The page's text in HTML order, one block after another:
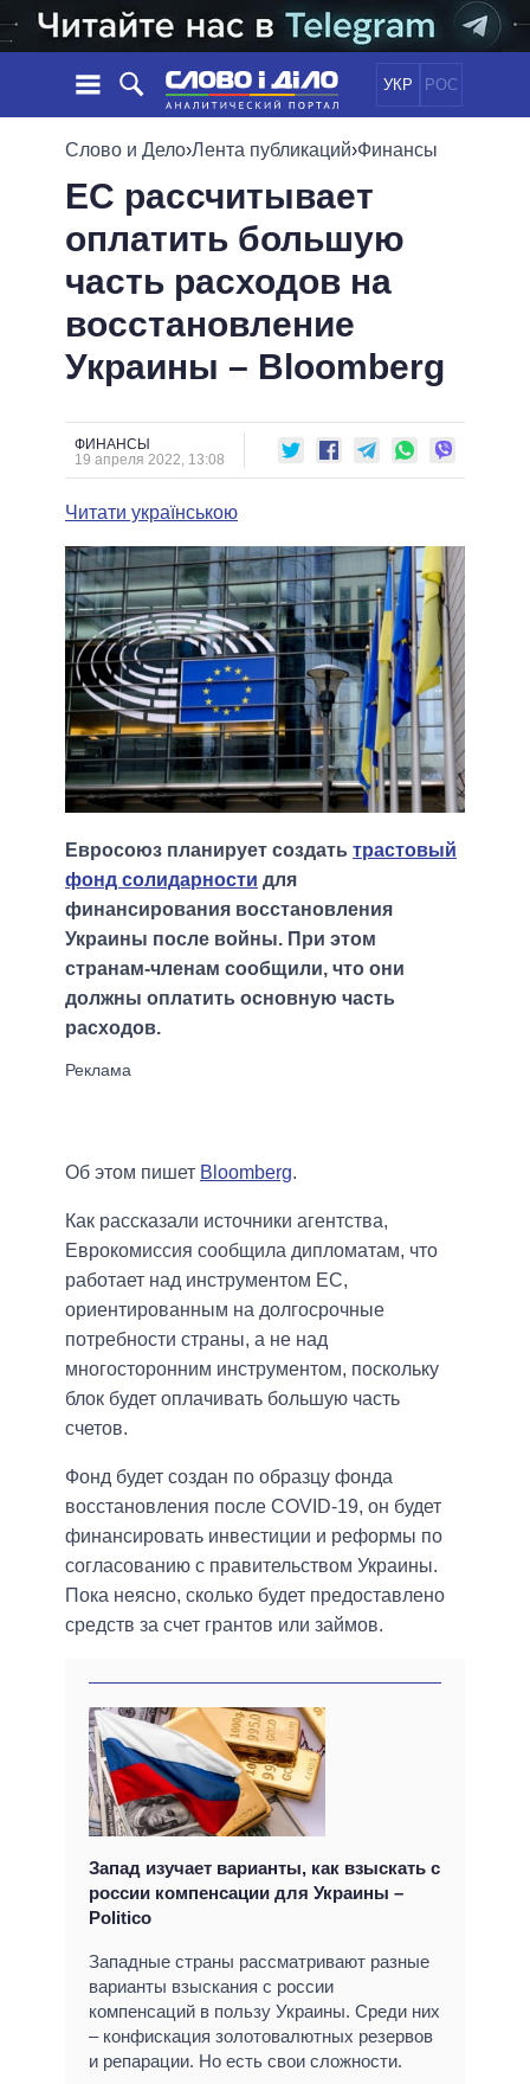
УКР РОС
НОВОСТИ
ЛЕНТА
СОБЫТИЯ
СТАТЬИ
ОБЗОРЫ
ДАЙДЖЕСТЫ
ПОЛИТИКА
ЭКОНОМИКА
ОБЩЕСТВО
МИР
ОБЕЩАНИЯ
ПОЛИТИКИ
ВСЕ ПОЛИТИКИ
ПРЕЗИДЕНТ И ОФИС
ВЕРХОВНАЯ РАДА
ГЛАВЫ ОБЛАДМИНИСТРАЦИЙ
МЭРЫ
ВСЕ ПЕРСОНЫ
ИНФОГРАФИКА
ВИДЕО
СРАВНЕНИЕ ПОЛИТИКОВ
Слово и Дело›Лента публикаций›Финансы
ЕС рассчитывает
оплатить большую
часть расходов на
восстановление
Украины – Bloomberg
ФИНАНСЫ
19 апреля 2022, 13:08
Читати українською
Евросоюз планирует создать трастовый
фонд солидарности для
финансирования восстановления
Украины после войны. При этом
странам-членам сообщили, что они
должны оплатить основную часть
расходов.
Об этом пишет Bloomberg.
Как рассказали источники агентства,
Еврокомиссия сообщила дипломатам, что
работает над инструментом ЕС,
ориентированным на долгосрочные
потребности страны, а не над
многосторонним инструментом, поскольку
блок будет оплачивать большую часть
счетов.
Фонд будет создан по образцу фонда
восстановления после COVID-19, он будет
финансировать инвестиции и реформы по
согласованию с правительством Украины.
Пока неясно, сколько будет предоставлено
средств за счет грантов или займов.
Запад изучает варианты, как взыскать с
россии компенсации для Украины –
Politico
Западные страны рассматривают разные
варианты взыскания с россии
компенсаций в пользу Украины. Среди них
– конфискация золотовалютных резервов
и репарации. Но есть свои сложности.